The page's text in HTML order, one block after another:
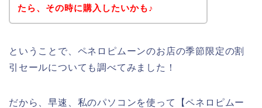
たら、その時に購入したいかも♪
ということで、ペネロピムーンのお店の季節限定の割
引セールについても調べてみました！
だから、早速、私のパソコンを使って【ペネロピムー